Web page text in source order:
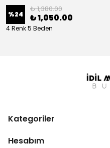
%24
₺ 1,380.00
₺ 1,050.00
4 Renk 5 Beden
Kategoriler
Hesabım